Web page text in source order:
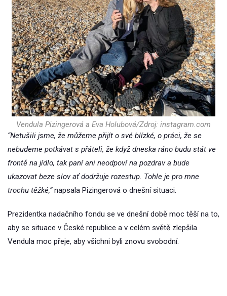
Vendula Pizingerová a Eva Holubová/Zdroj: instagram.com
“Netušili jsme, že můžeme přijít o své blízké, o práci, že se
nebudeme potkávat s přáteli, že když dneska ráno budu stát ve
frontě na jídlo, tak paní ani neodpoví na pozdrav a bude
ukazovat beze slov ať dodržuje rozestup. Tohle je pro mne
trochu těžké,”napsala Pizingerová o dnešní situaci.
Prezidentka nadačního fondu se ve dnešní době moc těší na to,
aby se situace v České republice a v celém světě zlepšila.
Vendula moc přeje, aby všichni byli znovu svobodní.